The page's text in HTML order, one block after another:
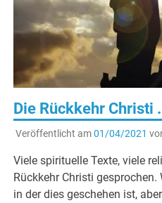
Die Rückkehr Christi
Veröffentlicht am01/04/2021
Viele spirituelle Texte, viele
Rückkehr Christi
in der dies geschehen ist,